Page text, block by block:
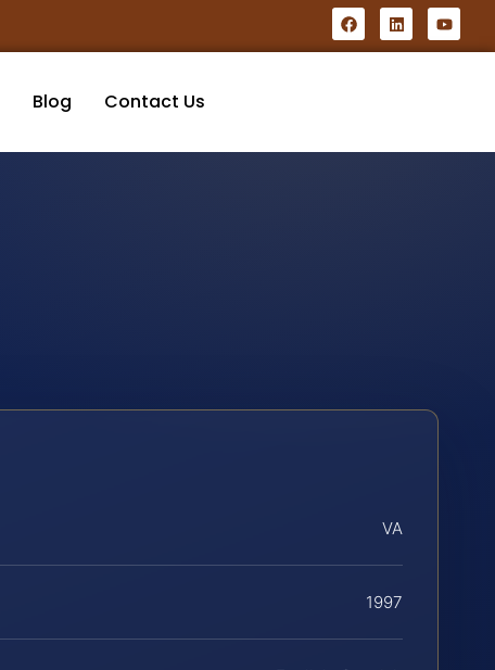
Blog Contact Us
VA
1997